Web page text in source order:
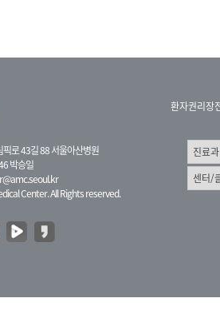
로 43길 88 서울아산병원
박승일
Center. All Rights reserved.
환자권리장